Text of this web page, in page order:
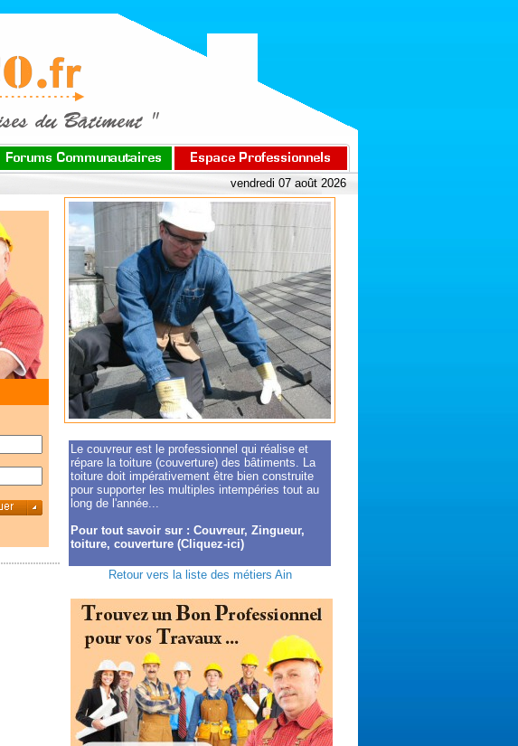
vendredi 07 août 2026
Le couvreur est le professionnel qui réalise et
répare la toiture (couverture) des bâtiments. La
toiture doit impérativement être bien construite
pour supporter les multiples intempéries tout au
long de l'année...
Pour tout savoir sur : Couvreur, Zingueur,
toiture, couverture (Cliquez-ici)
Retour vers la liste des métiers Ain